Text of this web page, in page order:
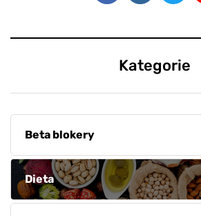
Kategorie
Beta blokery
Dieta